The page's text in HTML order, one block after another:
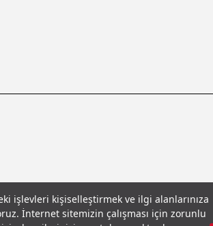
işlevleri kişiselleştirmek ve ilgi alanlarınıza
İnternet sitemizin çalışması için zorunlu
Hakları Saklıdır.